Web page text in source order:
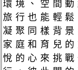
環境、空間
旅行也能輕
凝聚同樣背
家庭和育兒
悅的心來挑